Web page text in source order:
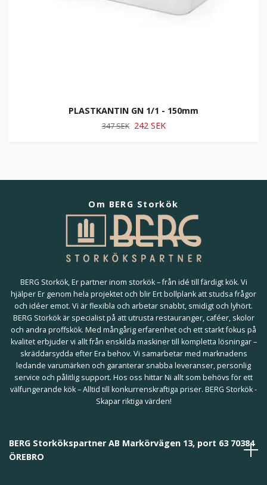
PLASTKANTIN GN 1/1 - 150mm
347 SEK 242 SEK
Om BERG Storkök
BERG Storkök, Er partner inom storkök – från idé till färdigt kök. Vi
hjälper Er genom hela projektet och blir Ert bollplank att studsa frågor
och idéer emot. Vi är flexibla och arbetar snabbt, smidigt och lyhört.
BERG Storkök är specialist på att utrusta restauranger, caféer, skolor
och andra proffskök. Med mångårig erfarenhet och ett starkt fokus på
kvalitet erbjuder vi allt från enskilda maskiner till kompletta lösningar –
skräddarsydda efter Era behov. Vi samarbetar med marknadens
ledande varumärken och garanterar snabba leveranser, personlig
service och pålitlig support. Hos oss hittar Ni allt som behövs för ett
välfungerande kök – Alltid till konkurrenskraftiga priser. BERG Storkök -
Skapar riktiga värden!
BERG Storkökspartner AB Markörvägen 13, port 63 70384
ÖREBRO